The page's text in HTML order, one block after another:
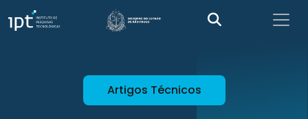
Artigos Técnicos